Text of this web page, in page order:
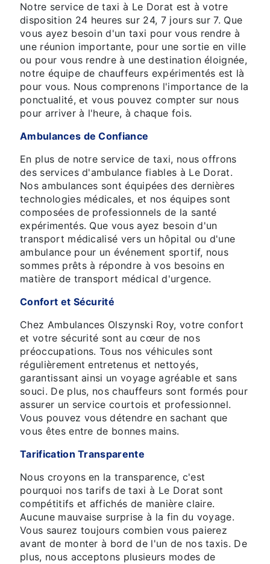
Notre service de taxi à Le Dorat est à votre
disposition 24 heures sur 24, 7 jours sur 7. Que
vous ayez besoin d'un taxi pour vous rendre à
une réunion importante, pour une sortie en ville
ou pour vous rendre à une destination éloignée,
notre équipe de chauffeurs expérimentés est là
pour vous. Nous comprenons l'importance de la
ponctualité, et vous pouvez compter sur nous
pour arriver à l'heure, à chaque fois.
Ambulances de Confiance
En plus de notre service de taxi, nous offrons
des services d'ambulance fiables à Le Dorat.
Nos ambulances sont équipées des dernières
technologies médicales, et nos équipes sont
composées de professionnels de la santé
expérimentés. Que vous ayez besoin d'un
transport médicalisé vers un hôpital ou d'une
ambulance pour un événement sportif, nous
sommes prêts à répondre à vos besoins en
matière de transport médical d'urgence.
Confort et Sécurité
Chez Ambulances Olszynski Roy, votre confort
et votre sécurité sont au cœur de nos
préoccupations. Tous nos véhicules sont
régulièrement entretenus et nettoyés,
garantissant ainsi un voyage agréable et sans
souci. De plus, nos chauffeurs sont formés pour
assurer un service courtois et professionnel.
Vous pouvez vous détendre en sachant que
vous êtes entre de bonnes mains.
Tarification Transparente
Nous croyons en la transparence, c'est
pourquoi nos tarifs de taxi à Le Dorat sont
compétitifs et affichés de manière claire.
Aucune mauvaise surprise à la fin du voyage.
Vous saurez toujours combien vous paierez
avant de monter à bord de l'un de nos taxis. De
plus, nous acceptons plusieurs modes de